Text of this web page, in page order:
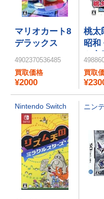
マリオカート8
デラックス
4902370536485
買取価格
¥2000
桃太
昭和
も定
買取
Nintendo Switch ニン